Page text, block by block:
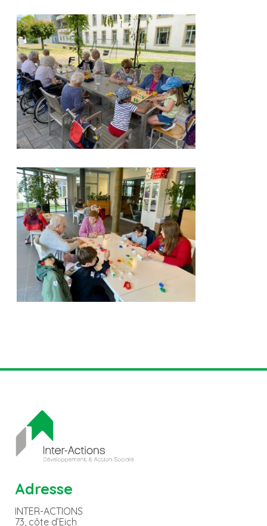
Adresse
INTER-ACTIONS
73, côte d’Eich